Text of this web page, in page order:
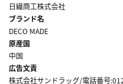
日繊商工株式会社
ブランド名
DECO MADE
原産国
中国
広告文責
株式会社サンドラッグ/電話番号